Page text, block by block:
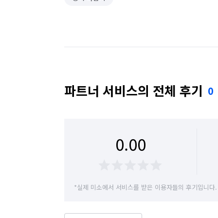
파트너 서비스의 전체 후기 0
0.00
*실제 미소에서 서비스를 받은 이용자들의 후기입니다.